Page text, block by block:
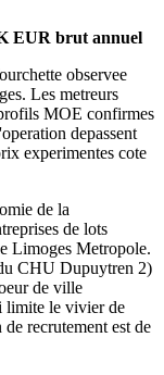
EUR brut annuel
observee
Les metreurs
MOE confirmes
depassent
experimentes cote
de la
de lots
Limoges Metropole.
CHU Dupuytren 2)
de ville
limite le vivier de
recrutement est de